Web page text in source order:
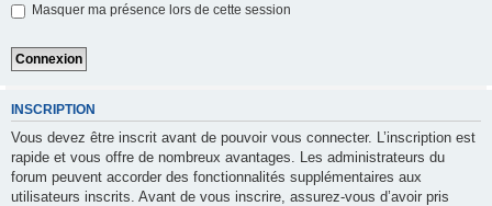
Masquer ma présence lors de cette session
INSCRIPTION
Vous devez être inscrit avant de pouvoir vous connecter. L’inscription est
rapide et vous offre de nombreux avantages. Les administrateurs du
forum peuvent accorder des fonctionnalités supplémentaires aux
utilisateurs inscrits. Avant de vous inscrire, assurez-vous d’avoir pris